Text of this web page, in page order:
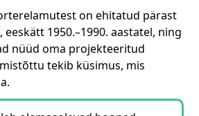
on ehitatud pärast
1950.–1990. aastatel, ning
nüüd oma projekteeritud
tekib küsimus, mis